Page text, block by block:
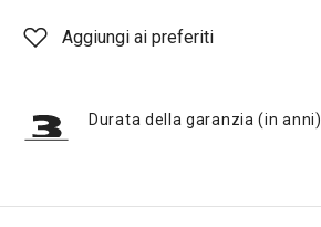
Aggiungi ai preferiti
Durata della garanzia (in anni)